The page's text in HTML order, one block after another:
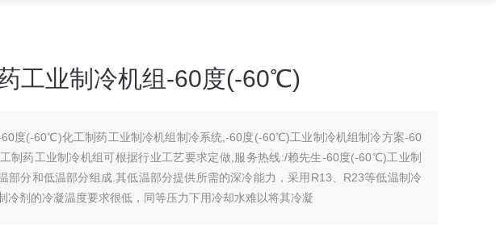
工业制冷机组-60度(-60℃)
度(-60℃)化工制药工业制冷机组制冷系统,-60度(-60℃)工业制冷机组制冷方案-60
制药工业制冷机组可根据行业工艺要求定做,服务热线:/赖先生-60度(-60℃)工业制
部分和低温部分组成.其低温部分提供所需的深冷能力，采用R13、R23等低温制冷
冷剂的冷凝温度要求很低，同等压力下用冷却水难以将其冷凝